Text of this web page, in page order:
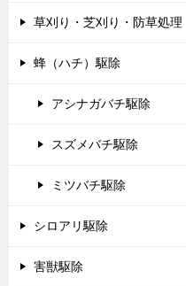
草刈り・芝刈り・防草処理
蜂（ハチ）駆除
アシナガバチ駆除
スズメバチ駆除
ミツバチ駆除
シロアリ駆除
害獣駆除